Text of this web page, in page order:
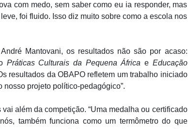
com medo, sem saber como eu ia responder, mas
foi fluido. Isso diz muito sobre como a escola nos
Mantovani, os resultados não são por acaso:
Práticas Culturais da Pequena África e Educação
resultados da OBAPO refletem um trabalho iniciado
projeto político-pedagógico”.
além da competição. “Uma medalha ou certificado
também funciona como um termômetro do que